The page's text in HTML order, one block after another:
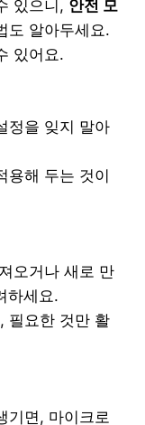
있으니, 안전 모
도 알아두세요.
있어요.
정을 잊지 말아
용해 두는 것이
오거나 새로 만
하세요.
필요한 것만 활
기면, 마이크로